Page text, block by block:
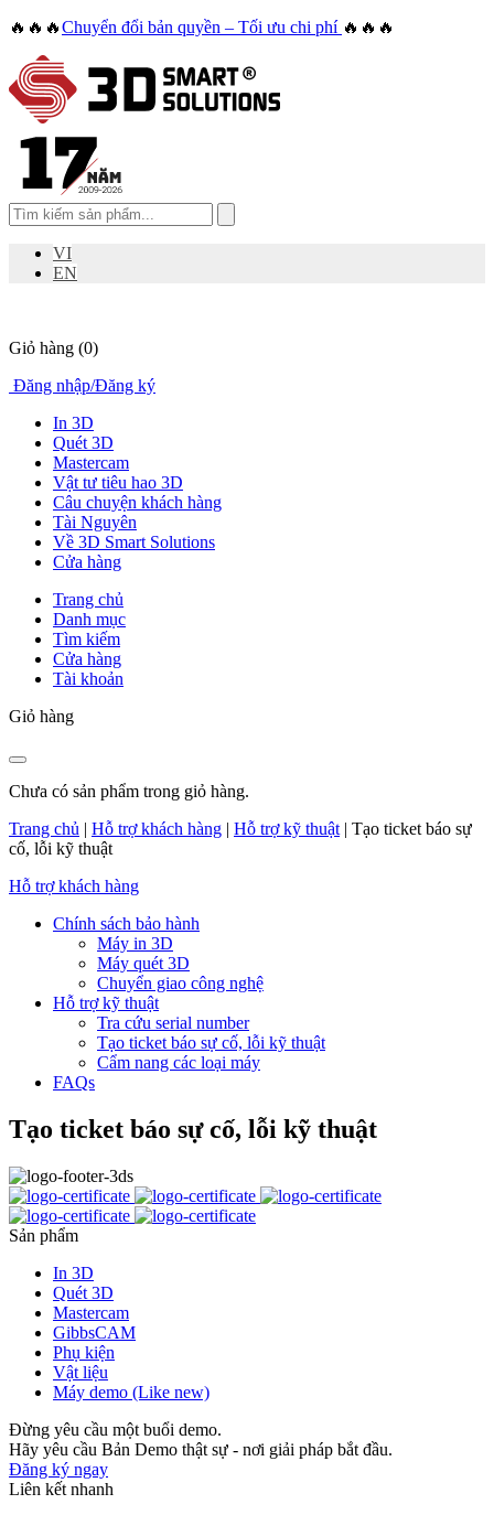
🔥🔥🔥Chuyển đổi bản quyền – Tối ưu chi phí 🔥🔥🔥
VI
EN
Giỏ hàng (0)
Đăng nhập/Đăng ký
In 3D
Quét 3D
Mastercam
Vật tư tiêu hao 3D
Câu chuyện khách hàng
Tài Nguyên
Về 3D Smart Solutions
Cửa hàng
Trang chủ
Danh mục
Tìm kiếm
Cửa hàng
Tài khoản
Giỏ hàng
Chưa có sản phẩm trong giỏ hàng.
Trang chủ | Hỗ trợ khách hàng | Hỗ trợ kỹ thuật | Tạo ticket báo sự
cố, lỗi kỹ thuật
Hỗ trợ khách hàng
Chính sách bảo hành
Máy in 3D
Máy quét 3D
Chuyển giao công nghệ
Hỗ trợ kỹ thuật
Tra cứu serial number
Tạo ticket báo sự cố, lỗi kỹ thuật
Cẩm nang các loại máy
FAQs
Tạo ticket báo sự cố, lỗi kỹ thuật
Sản phẩm
In 3D
Quét 3D
Mastercam
GibbsCAM
Phụ kiện
Vật liệu
Máy demo (Like new)
Đừng yêu cầu một buổi demo.
Hãy yêu cầu Bản Demo thật sự - nơi giải pháp bắt đầu.
Đăng ký ngay
Liên kết nhanh